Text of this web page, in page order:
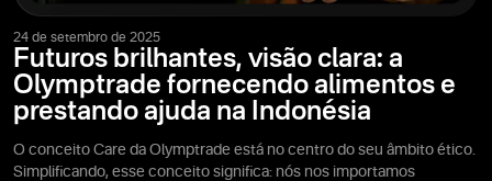
24 de setembro de 2025
Futuros brilhantes, visão clara: a
Olymptrade fornecendo alimentos e
prestando ajuda na Indonésia
O conceito Care da Olymptrade está no centro do seu âmbito ético.
Simplificando, esse conceito significa: nós nos importamos